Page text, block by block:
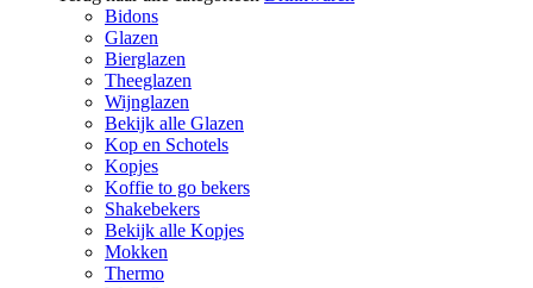
Bidons
Glazen
Bierglazen
Theeglazen
Wijnglazen
Bekijk alle Glazen
Kop en Schotels
Kopjes
Koffie to go bekers
Shakebekers
Bekijk alle Kopjes
Mokken
Thermo